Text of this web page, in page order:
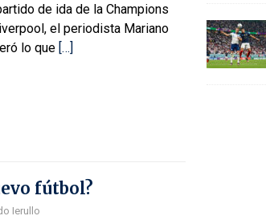
de ida de la Champions
el periodista Mariano
lo que […]
fútbol?
Ierullo